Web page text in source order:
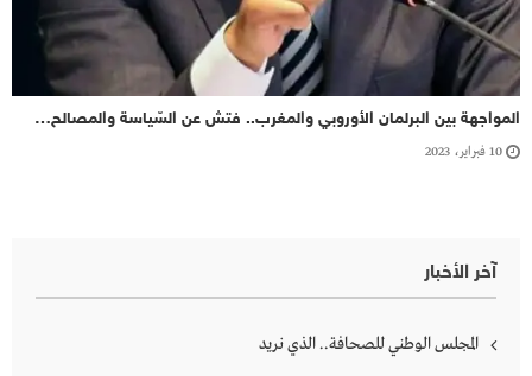
المواجهة بين البرلمان الأوروبي والمغرب.. فتش عن السّياسة والمصالح…
10 فبراير، 2023
آخر الأخبار
المجلس الوطني للصحافة.. الذي نريد